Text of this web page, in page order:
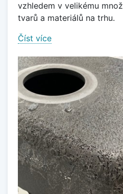
vzhledem v velikému
tvarů a materiálů na trhu.
Číst více